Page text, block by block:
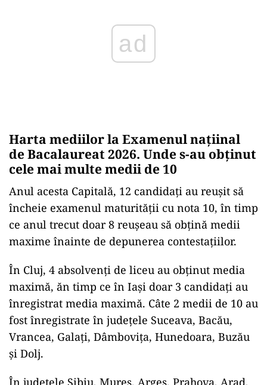
Harta mediilor la Examenul națiinal
de Bacalaureat 2026. Unde s-au obținut
cele mai multe medii de 10
Anul acesta Capitală, 12 candidați au reușit să
încheie examenul maturității cu nota 10, în timp
ce anul trecut doar 8 reușeau să obțină medii
maxime înainte de depunerea contestațiilor.
În Cluj, 4 absolvenți de liceu au obținut media
maximă, ăn timp ce în Iași doar 3 candidați au
înregistrat media maximă. Câte 2 medii de 10 au
fost înregistrate în județele Suceava, Bacău,
Vrancea, Galați, Dâmbovița, Hunedoara, Buzău
și Dolj.
În județele Sibiu, Mureș, Argeș, Prahova, Arad,